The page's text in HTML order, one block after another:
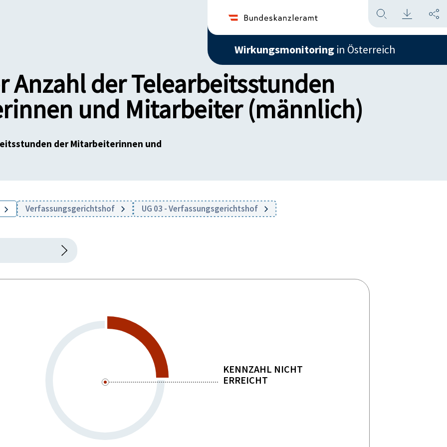
Wirkungsmonitoring in Österreich
Anzahl der Telearbeitsstunden
und Mitarbeiter (männlich)
der Mitarbeiterinnen und
Verfassungsgerichtshof UG 03 - Verfassungsgerichtshof
KENNZAHL NICHT
ERREICHT